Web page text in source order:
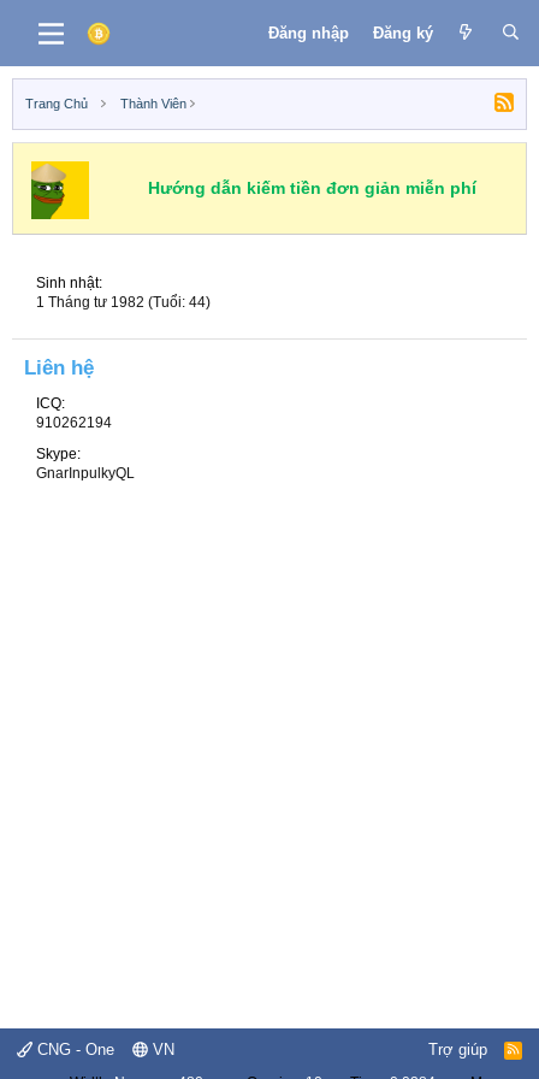
Đăng nhập Đăng ký
Trang Chủ Thành Viên
Hướng dẫn kiếm tiền đơn giản miễn phí
Sinh nhật
1 Tháng tư 1982 (Tuổi: 44)
Liên hệ
ICQ
910262194
Skype
GnarInpulkyQL
CNG - One VN Trợ giúp
R